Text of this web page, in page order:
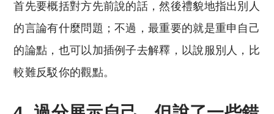
首先要概括對方先前說的話，然後禮貌地指出別人
的言論有什麼問題；不過，最重要的就是重申自己
的論點，也可以加插例子去解釋，以說服別人，比
較難反駁你的觀點。